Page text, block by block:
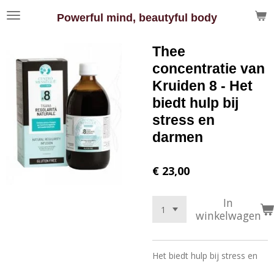
Ga
hoofdinhoud
Powerful mind, beautyful body
Thee
concentratie van
Kruiden 8 - Het
biedt hulp bij
stress en
darmen
€ 23,00
In
winkelwagen
Het biedt hulp bij stress en